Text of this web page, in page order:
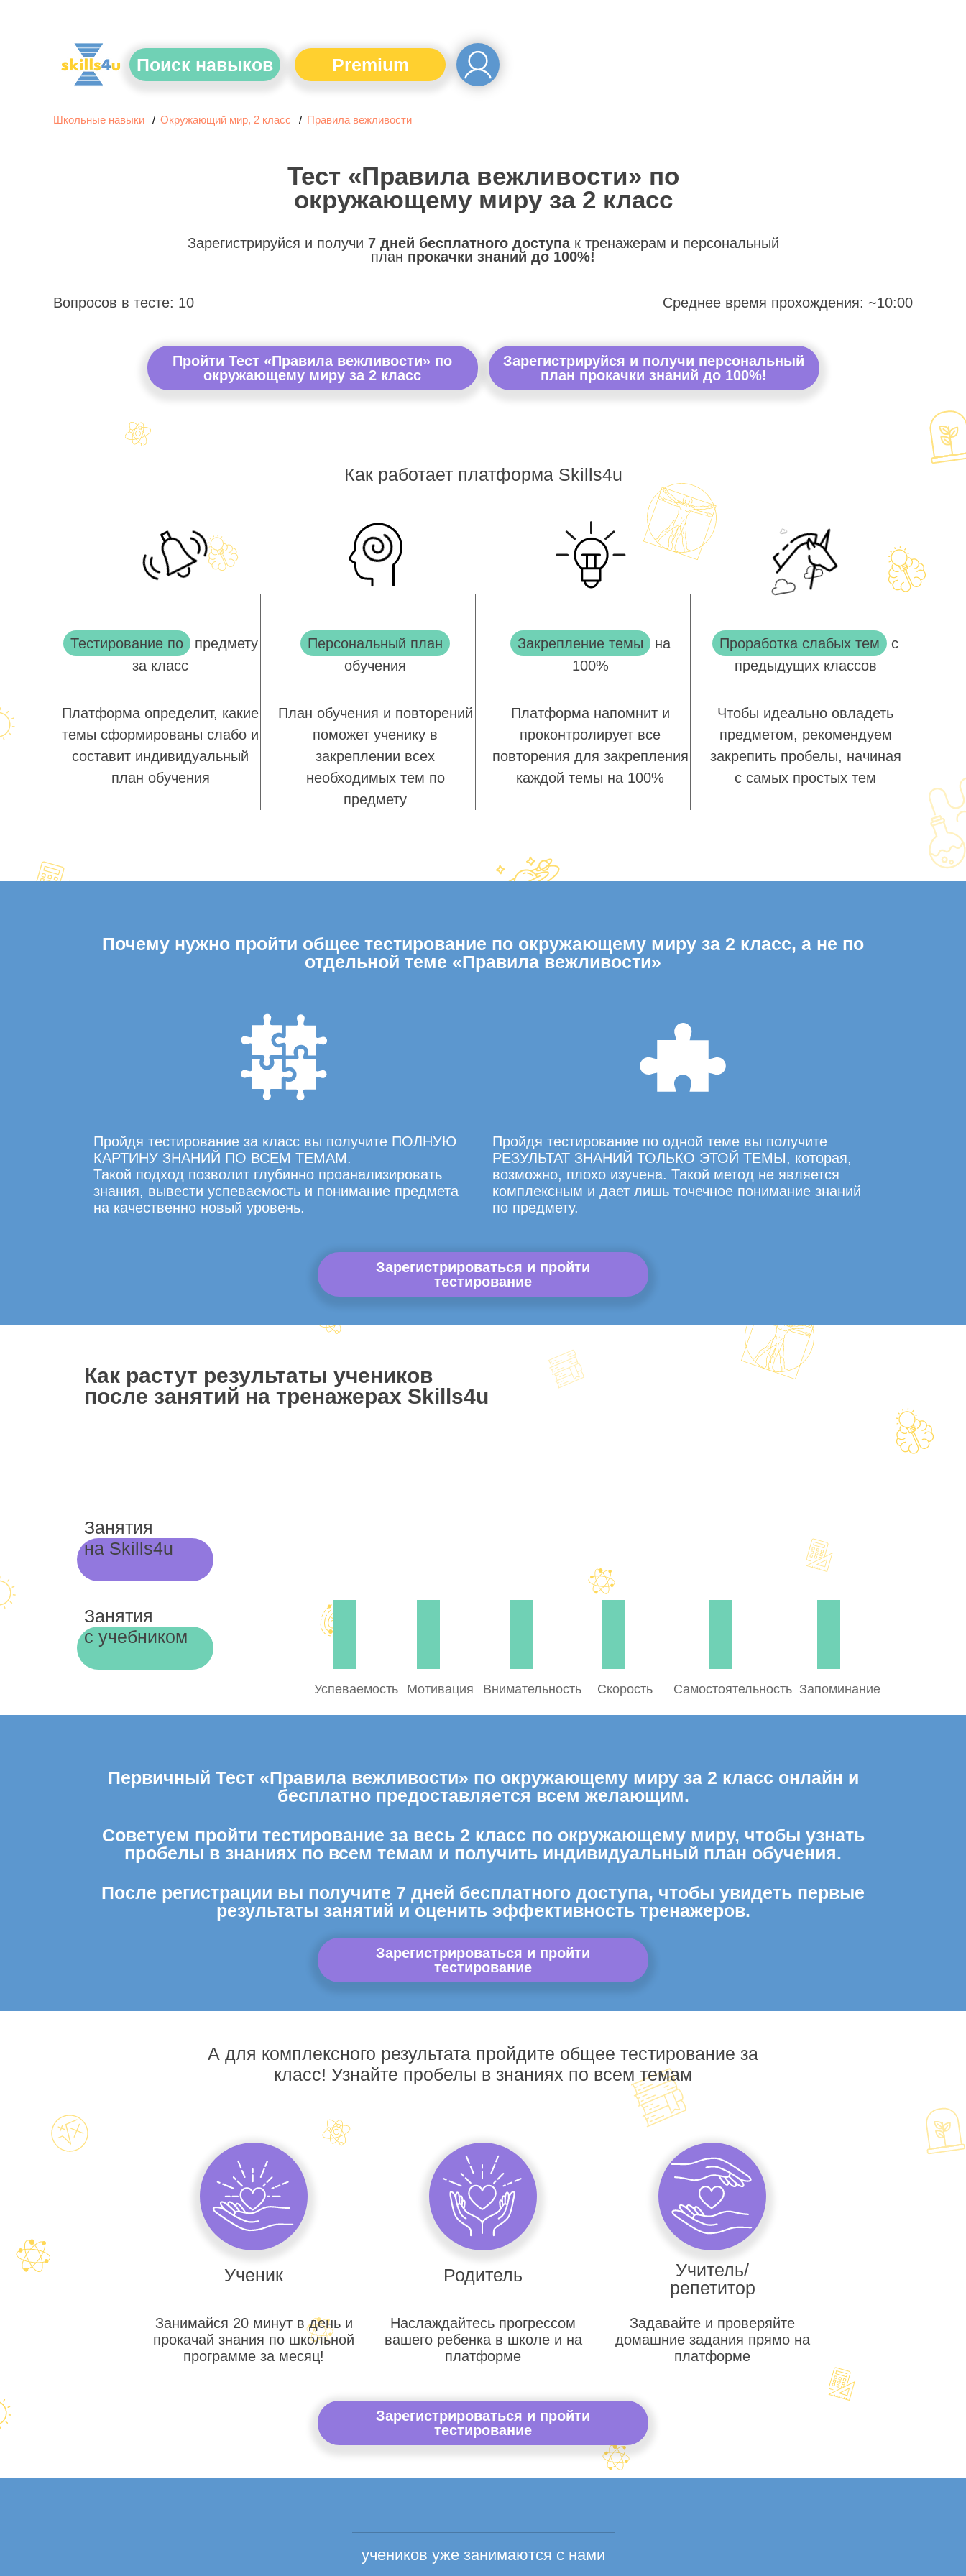
Поиск навыков Premium
Школьные навыки Окружающий мир, 2 класс Правила вежливости
Тест «Правила вежливости» по
окружающему миру за 2 класс
Зарегистрируйся и получи 7 дней бесплатного доступак тренажерам и персональный
план прокачки знаний до 100%!
Вопросов в тесте: 10 Среднее время прохождения: ~10:00
Пройти Тест «Правила вежливости» по
окружающему миру за 2 класс
Зарегистрируйся и получи персональный
план прокачки знаний до 100%!
Как работает платформа Skills4u
Тестирование по предмету
за класс
Платформа определит, какие
темы сформированы слабо и
составит индивидуальный
план обучения
Персональный план
обучения
План обучения и повторений
поможет ученику в
закреплении всех
необходимых тем по
предмету
Закрепление темы на
100%
Платформа напомнит и
проконтролирует все
повторения для закрепления
каждой темы на 100%
Проработка слабых тем
с
предыдущих классов
Чтобы идеально овладеть
предметом, рекомендуем
закрепить пробелы, начиная
с самых простых тем
Почему нужно пройти общее тестирование по окружающему миру за 2 класс, а не по
отдельной теме «Правила вежливости»
Пройдя тестирование за класс вы получите ПОЛНУЮ
КАРТИНУ ЗНАНИЙ ПО ВСЕМ ТЕМАМ.
Такой подход позволит глубинно проанализировать
знания, вывести успеваемость и понимание предмета
на качественно новый уровень.
Пройдя тестирование по одной теме вы получите
РЕЗУЛЬТАТ ЗНАНИЙ ТОЛЬКО ЭТОЙ ТЕМЫ, которая,
возможно, плохо изучена. Такой метод не является
комплексным и дает лишь точечное понимание знаний
по предмету.
Зарегистрироваться и пройти
тестирование
Как растут результаты учеников
после занятий на тренажерах Skills4u
Занятия
на Skills4u
Занятия
с учебником
Успеваемость Мотивация Внимательность Скорость Самостоятельность Запоминание
Первичный Тест «Правила вежливости» по окружающему миру за 2 класс онлайн и
бесплатно предоставляется всем желающим.
Советуем пройти тестирование за весь 2 класс по окружающему миру, чтобы узнать
пробелы в знаниях по всем темам и получить индивидуальный план обучения.
После регистрации вы получите 7 дней бесплатного доступа, чтобы увидеть первые
результаты занятий и оценить эффективность тренажеров.
Зарегистрироваться и пройти
тестирование
А для комплексного результата пройдите общее тестирование за
класс! Узнайте пробелы в знаниях по всем темам
Ученик
Занимайся 20 минут в день и
прокачай знания по школьной
программе за месяц!
Родитель
Наслаждайтесь прогрессом
вашего ребенка в школе и на
платформе
Учитель/
репетитор
Задавайте и проверяйте
домашние задания прямо на
платформе
Зарегистрироваться и пройти
тестирование
учеников уже занимаются с нами